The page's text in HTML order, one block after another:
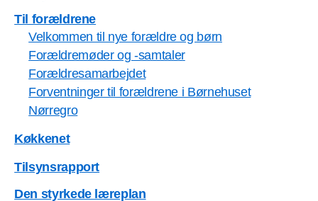
Til forældrene
Velkommen til nye forældre og børn
Forældremøder og -samtaler
Forældresamarbejdet
Forventninger til forældrene i Børnehuset
Nørregro
Køkkenet
Tilsynsrapport
Den styrkede læreplan